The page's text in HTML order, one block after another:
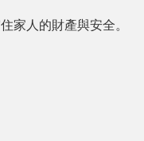
家人的財產與安全。